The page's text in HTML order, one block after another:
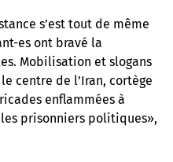
s’est tout de même
es ont bravé la
Mobilisation et slogans
centre de l’Iran, cortège
enflammées à
prisonniers politiques»,